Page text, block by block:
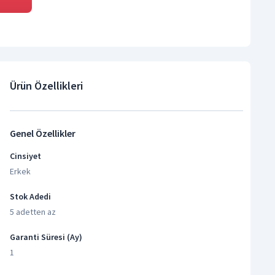
Ürün Özellikleri
Genel Özellikler
Cinsiyet
Erkek
Stok Adedi
5 adetten az
Garanti Süresi (Ay)
1